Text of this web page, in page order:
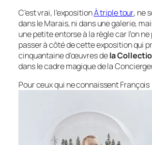
C’est vrai, l’expositionÀ triple tour, ne
dans le Marais, ni dans une galerie,
une petite entorse à la règle car l’on
passer à côté de cette exposition qui
cinquantaine d’œuvres dela
dans le cadre magique de la
Pour ceux qui ne connaissent François